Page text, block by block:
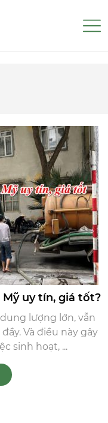
uy tín, giá tốt?
lượng lớn, vẫn
Và điều này gây
sinh hoạt, ...